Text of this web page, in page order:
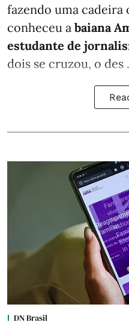
fazendo uma
conheceu a baiana
estudante de
dois se cruzou, o des
DN Brasil